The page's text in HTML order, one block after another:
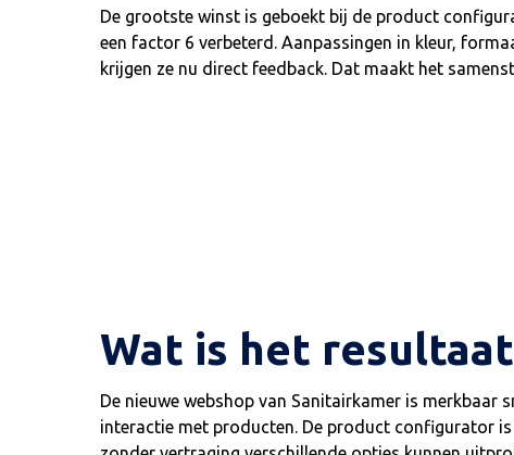
De grootste winst is geboekt bij de product
een factor 6 verbeterd. Aanpassingen in kleur,
krijgen ze nu direct feedback. Dat maakt het
Wat is het
De nieuwe webshop van Sanitairkamer is merkbaar
interactie met producten. De product configurator